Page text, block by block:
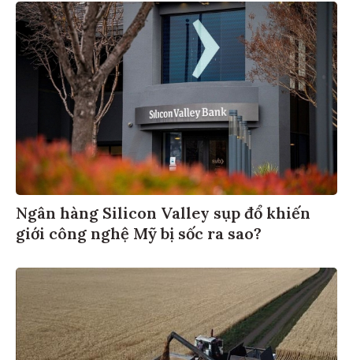
Ngân hàng Silicon Valley sụp đổ khiến
giới công nghệ Mỹ bị sốc ra sao?